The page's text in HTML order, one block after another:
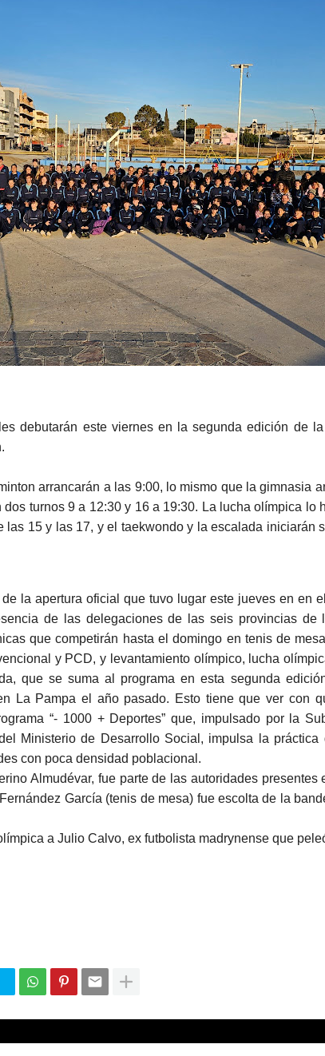
debutarán este viernes en la segunda edición de la
arrancarán a las 9:00, lo mismo que la gimnasia
turnos 9 a 12:30 y 16 a 19:30. La lucha olímpica lo
las 15 y las 17, y el taekwondo y la escalada iniciarán
la apertura oficial que tuvo lugar este jueves en en
de las delegaciones de las seis provincias de
que competirán hasta el domingo en tenis de
y PCD, y levantamiento olímpico, lucha
que se suma al programa en esta segunda
La Pampa el año pasado. Esto tiene que ver con
“- 1000 + Deportes” que, impulsado por la
Ministerio de Desarrollo Social, impulsa la práctica
con poca densidad poblacional.
Almudévar, fue parte de las autoridades presentes
García (tenis de mesa) fue escolta de la
a Julio Calvo, ex futbolista madrynense que